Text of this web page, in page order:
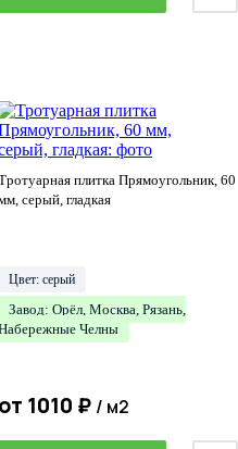
плитка Прямоугольник, 60
серый, гладкая
Цвет: серый
Завод: Орёл, Москва, Рязань,
Челны
1010 ₽ / м2